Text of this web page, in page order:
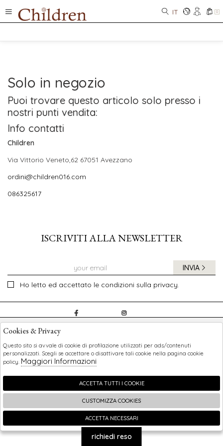
IT 0
Solo in negozio
Puoi trovare questo articolo solo presso i
nostri punti vendita:
Info contatti
Children
Via Vittorio Veneto,62 67051 Avezzano
ordini@children016.com
086325617
ISCRIVITI ALLA NEWSLETTER
Ho letto ed accettato le condizioni sulla privacy.
INVIA
SHOPPING
EXTRA
🍪
richiedi reso
Cookies & Privacy
Questo sito si avvale di cookie di profilazione utilizzati per ads/contenuti
personalizzati. Scegli se accettare o disattivare tali cookie nella pagina cookie
policy. Maggiori Informazioni
ACCETTA TUTTI I COOKIE
CUSTOMIZZA COOKIES
ACCETTA NECESSARI